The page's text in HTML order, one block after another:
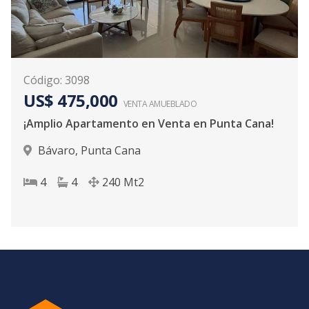
Código: 3098
US$ 475,000 VENTA AMUEBLADO
¡Amplio Apartamento en Venta en Punta Cana!
Bávaro, Punta Cana
4 4 240 Mt2